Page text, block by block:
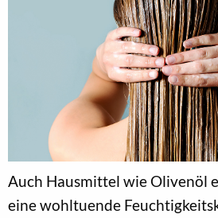
Auch Hausmittel wie Olivenöl
eine wohltuende